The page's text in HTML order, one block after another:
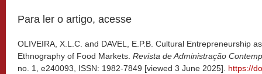
Para ler o artigo, acesse
OLIVEIRA, X.L.C. and DAVEL, E.P.B. Cultural Entrepreneurship
Ethnography of Food Markets. Revista de Administração
no. 1, e240093, ISSN: 1982-7849 [viewed 3 June 2025]. https://